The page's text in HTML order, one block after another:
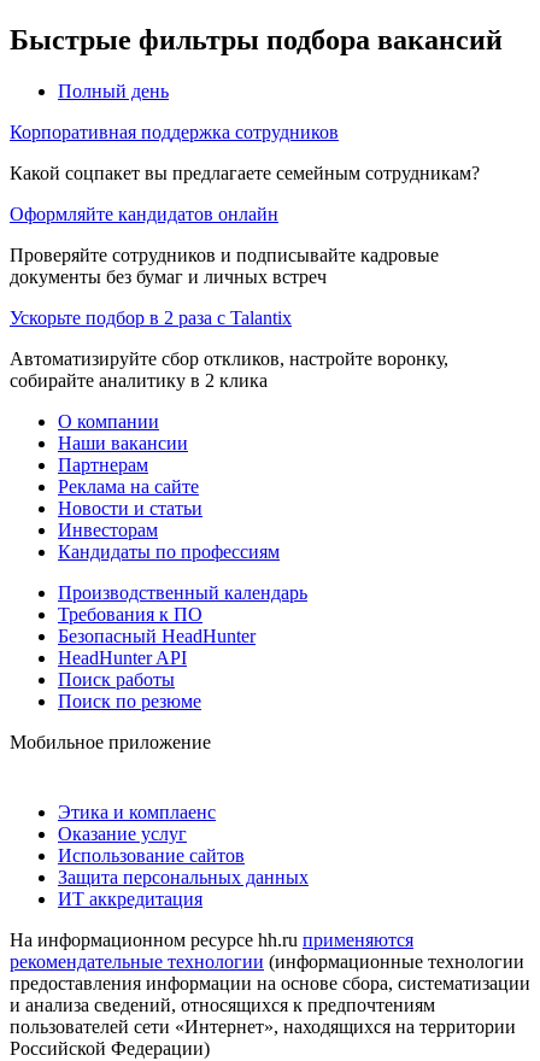
Быстрые фильтры подбора вакансий
Полный день
Корпоративная поддержка сотрудников
Какой соцпакет вы предлагаете семейным сотрудникам?
Оформляйте кандидатов онлайн
Проверяйте сотрудников и подписывайте кадровые
документы без бумаг и личных встреч
Ускорьте подбор в 2 раза с Talantix
Автоматизируйте сбор откликов, настройте воронку,
собирайте аналитику в 2 клика
О компании
Наши вакансии
Партнерам
Реклама на сайте
Новости и статьи
Инвесторам
Кандидаты по профессиям
Производственный календарь
Требования к ПО
Безопасный HeadHunter
HeadHunter API
Поиск работы
Поиск по резюме
Мобильное приложение
Этика и комплаенс
Оказание услуг
Использование сайтов
Защита персональных данных
ИТ аккредитация
На информационном ресурсе hh.ru применяются
рекомендательные технологии (информационные технологии
предоставления информации на основе сбора, систематизации
и анализа сведений, относящихся к предпочтениям
пользователей сети «Интернет», находящихся на территории
Российской Федерации)